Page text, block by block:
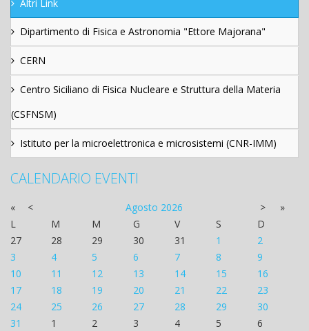
Altri Link
Dipartimento di Fisica e Astronomia "Ettore Majorana"
CERN
Centro Siciliano di Fisica Nucleare e Struttura della Materia
(CSFNSM)
Istituto per la microelettronica e microsistemi (CNR-IMM)
CALENDARIO EVENTI
« < Agosto 2026 >
»
L
M M G V S
D
27
28 29 30 31 1
2
3
4 5 6 7 8
9
10
11 12 13 14 15
16
17
18 19 20 21 22
23
24
25 26 27 28 29
30
31
1 2 3 4 5 6